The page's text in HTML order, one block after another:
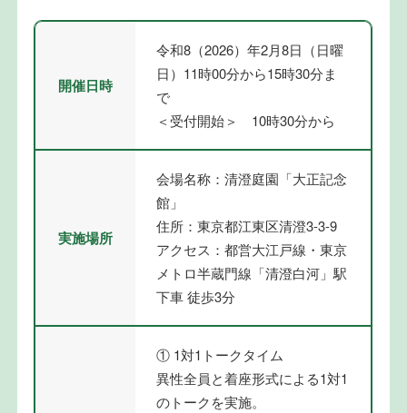
開催日時
令和8（2026）年2月8日（日曜
日）11時00分から15時30分ま
で
＜受付開始＞ 10時30分から
実施場所
会場名称：清澄庭園「大正記念
館」
住所：東京都江東区清澄3-3-9
アクセス：都営大江戸線・東京
メトロ半蔵門線「清澄白河」駅
下車 徒歩3分
① 1対1トークタイム
異性全員と着座形式による1対1
のトークを実施。